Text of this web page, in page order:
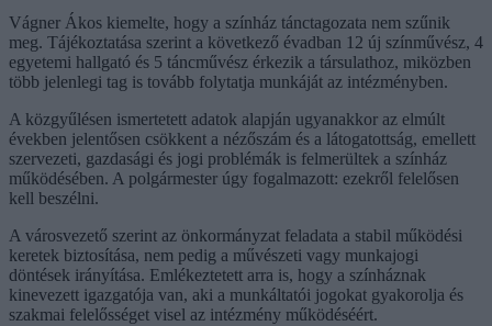
Vágner Ákos kiemelte, hogy a színház tánctagozata nem szűnik
meg. Tájékoztatása szerint a következő évadban 12 új színművész, 4
egyetemi hallgató és 5 táncművész érkezik a társulathoz, miközben
több jelenlegi tag is tovább folytatja munkáját az intézményben.
A közgyűlésen ismertetett adatok alapján ugyanakkor az elmúlt
években jelentősen csökkent a nézőszám és a látogatottság, emellett
szervezeti, gazdasági és jogi problémák is felmerültek a színház
működésében. A polgármester úgy fogalmazott: ezekről felelősen
kell beszélni.
A városvezető szerint az önkormányzat feladata a stabil működési
keretek biztosítása, nem pedig a művészeti vagy munkajogi
döntések irányítása. Emlékeztetett arra is, hogy a színháznak
kinevezett igazgatója van, aki a munkáltatói jogokat gyakorolja és
szakmai felelősséget visel az intézmény működéséért.